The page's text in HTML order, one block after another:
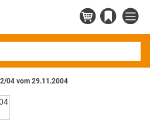
04 vom 29.11.2004